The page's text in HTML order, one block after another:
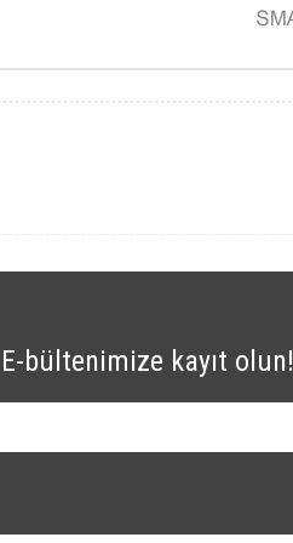
E-bültenimize kayıt olun!